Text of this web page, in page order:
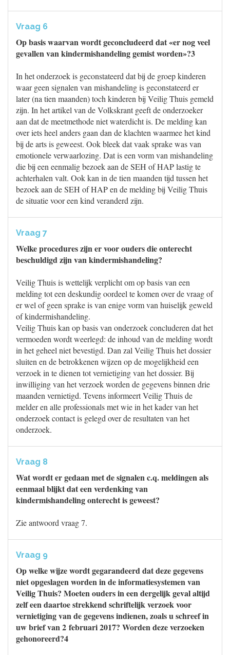
Vraag 6
Op basis waarvan wordt geconcludeerd dat «er nog veel
gevallen van kindermishandeling gemist worden»?3
In het onderzoek is geconstateerd dat bij de groep kinderen
waar geen signalen van mishandeling is geconstateerd er
later (na tien maanden) toch kinderen bij Veilig Thuis gemeld
zijn. In het artikel van de Volkskrant geeft de onderzoeker
aan dat de meetmethode niet waterdicht is. De melding kan
over iets heel anders gaan dan de klachten waarmee het kind
bij de arts is geweest. Ook bleek dat vaak sprake was van
emotionele verwaarlozing. Dat is een vorm van mishandeling
die bij een eenmalig bezoek aan de SEH of HAP lastig te
achterhalen valt. Ook kan in de tien maanden tijd tussen het
bezoek aan de SEH of HAP en de melding bij Veilig Thuis
de situatie voor een kind veranderd zijn.
Vraag 7
Welke procedures zijn er voor ouders die onterecht
beschuldigd zijn van kindermishandeling?
Veilig Thuis is wettelijk verplicht om op basis van een
melding tot een deskundig oordeel te komen over de vraag of
er wel of geen sprake is van enige vorm van huiselijk geweld
of kindermishandeling.
Veilig Thuis kan op basis van onderzoek concluderen dat het
vermoeden wordt weerlegd: de inhoud van de melding wordt
in het geheel niet bevestigd. Dan zal Veilig Thuis het dossier
sluiten en de betrokkenen wijzen op de mogelijkheid een
verzoek in te dienen tot vernietiging van het dossier. Bij
inwilliging van het verzoek worden de gegevens binnen drie
maanden vernietigd. Tevens informeert Veilig Thuis de
melder en alle professionals met wie in het kader van het
onderzoek contact is gelegd over de resultaten van het
onderzoek.
Vraag 8
Wat wordt er gedaan met de signalen c.q. meldingen als
eenmaal blijkt dat een verdenking van
kindermishandeling onterecht is geweest?
Zie antwoord vraag 7.
Vraag 9
Op welke wijze wordt gegarandeerd dat deze gegevens
niet opgeslagen worden in de informatiesystemen van
Veilig Thuis? Moeten ouders in een dergelijk geval altijd
zelf een daartoe strekkend schriftelijk verzoek voor
vernietiging van de gegevens indienen, zoals u schreef in
uw brief van 2 februari 2017? Worden deze verzoeken
gehonoreerd?4